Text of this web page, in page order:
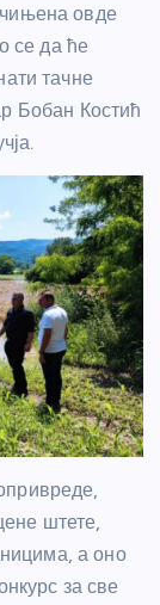
овде
се да ће
тачне
Бобан Костић
штете,
а оно
за све